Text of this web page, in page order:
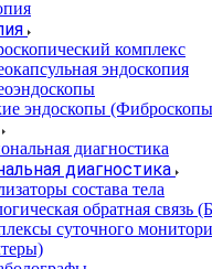
комплекс
эндоскопия
эндоскопы
диагностика
состава тела
обратная связь
суточного